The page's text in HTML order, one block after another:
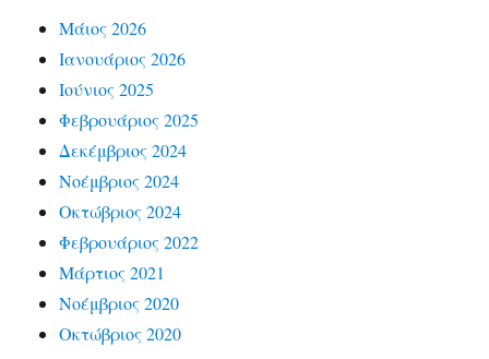
Μάιος 2026
Ιανουάριος 2026
Ιούνιος 2025
Φεβρουάριος 2025
Δεκέμβριος 2024
Νοέμβριος 2024
Οκτώβριος 2024
Φεβρουάριος 2022
Μάρτιος 2021
Νοέμβριος 2020
Οκτώβριος 2020